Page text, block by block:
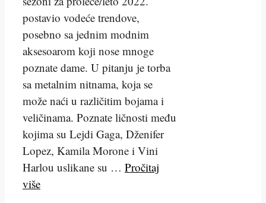
postavio vodeće trendove,
posebno sa jednim modnim
aksesoarom koji nose mnoge
poznate dame. U pitanju je torba
sa metalnim nitnama, koja se
može naći u različitim bojama i
veličinama. Poznate ličnosti među
kojima su Lejdi Gaga, Dženifer
Lopez, Kamila Morone i Vini
Harlou uslikane su … Pročitaj
više